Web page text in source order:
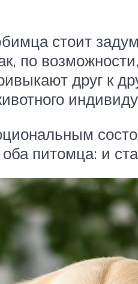
стоит
по
друг к
питомца: и